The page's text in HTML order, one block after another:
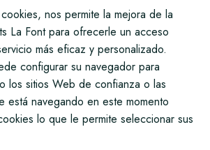
nos permite la mejora de la
La Font para ofrecerle un acceso
más eficaz y personalizado.
configurar su navegador para
los sitios Web de confianza o las
está navegando en este momento
lo que le permite seleccionar sus